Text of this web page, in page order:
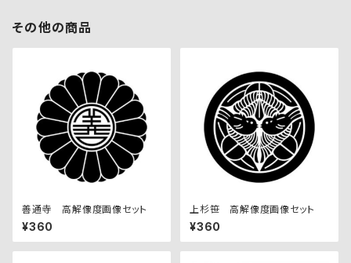
その他の商品
善通寺 高解像度画像セット
¥360
上杉笹 高解像度画像セット
¥360